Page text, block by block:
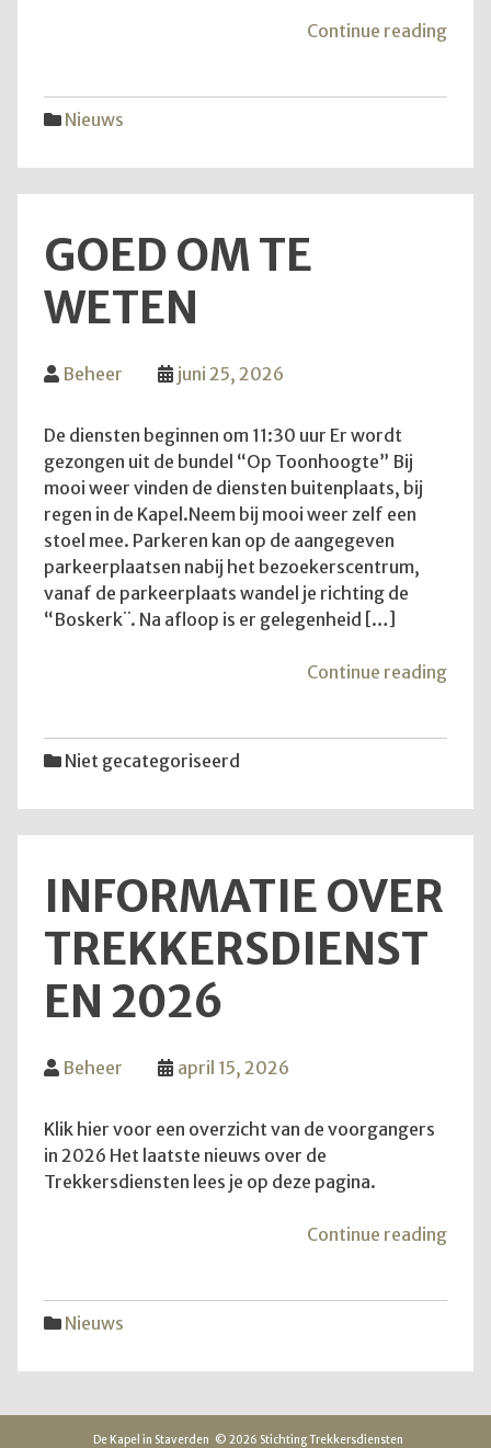
Continue reading
Nieuws
GOED OM TE
WETEN
Beheer juni 25, 2026
De diensten beginnen om 11:30 uur Er wordt
gezongen uit de bundel “Op Toonhoogte” Bij
mooi weer vinden de diensten buitenplaats, bij
regen in de Kapel.Neem bij mooi weer zelf een
stoel mee. Parkeren kan op de aangegeven
parkeerplaatsen nabij het bezoekerscentrum,
vanaf de parkeerplaats wandel je richting de
“Boskerk¨. Na afloop is er gelegenheid […]
Continue reading
Niet gecategoriseerd
INFORMATIE OVER
TREKKERSDIENST
EN 2026
Beheer april 15, 2026
Klik hier voor een overzicht van de voorgangers
in 2026 Het laatste nieuws over de
Trekkersdiensten lees je op deze pagina.
Continue reading
Nieuws
De Kapel in Staverden © 2026 Stichting Trekkersdiensten